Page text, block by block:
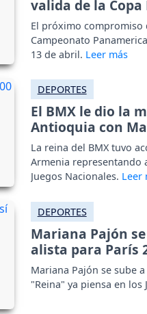
valida de la Copa
El próximo compromiso
Campeonato
13 de abril.
DEPORTES
El BMX le dio la
Antioquia con
La reina del BMX tuvo
Armenia representando
Juegos Nacionales.
DEPORTES
Mariana Pajón
alista para París
Mariana Pajón se sube
"Reina" ya piensa en los